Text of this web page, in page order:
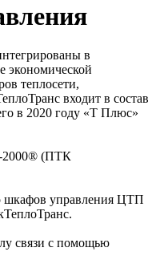
в
экономической
теплосети,
входит в состав
в 2020 году «Т Плюс»
2000® (ПТК
шкафов управления ЦТП
связи с помощью